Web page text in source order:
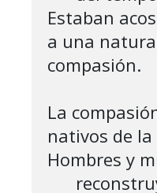
Estaban
a una
compasión.
La
nativos de la
Hombres y